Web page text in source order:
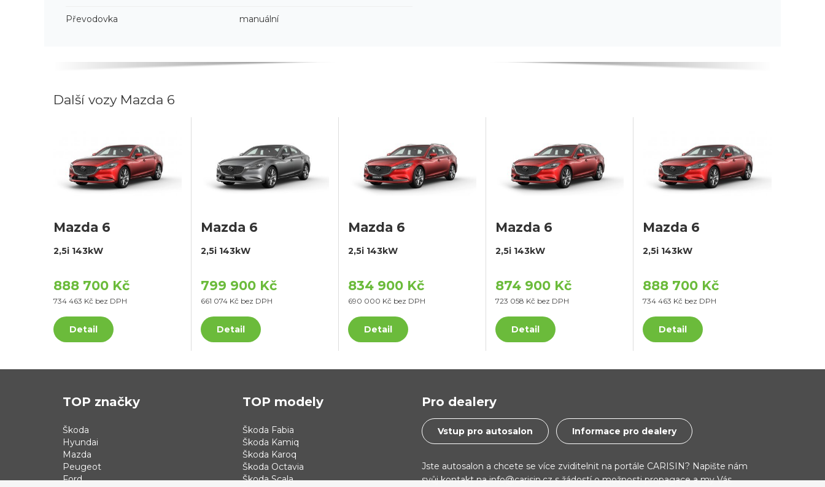
Převodovka manuální
Další vozy Mazda 6
Mazda 6
2,5i 143kW
888 700 Kč
734 463 Kč bez DPH
Detail
Mazda 6
2,5i 143kW
799 900 Kč
661 074 Kč bez DPH
Detail
Mazda 6
2,5i 143kW
834 900 Kč
690 000 Kč bez DPH
Detail
Mazda 6
2,5i 143kW
874 900 Kč
723 058 Kč bez DPH
Detail
Mazda 6
2,5i 143kW
888 700 Kč
734 463 Kč bez DPH
Detail
TOP značky
Škoda
Hyundai
Mazda
Peugeot
Ford
TOP modely
Škoda Fabia
Škoda Kamiq
Škoda Karoq
Škoda Octavia
Škoda Scala
Pro dealery
Vstup pro autosalon Informace pro dealery
Jste autosalon a chcete se více zviditelnit na portále CARISIN? Napište nám
svůj kontakt na info@carisin.cz s žádostí o možnosti propagace a my Vás